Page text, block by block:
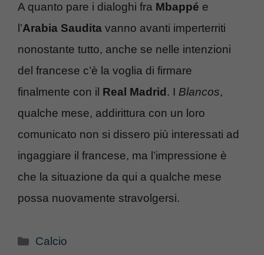
A quanto pare i dialoghi fra Mbappé e
l’Arabia Saudita vanno avanti imperterriti
nonostante tutto, anche se nelle intenzioni
del francese c’è la voglia di firmare
finalmente con il Real Madrid . I Blancos,
qualche mese, addirittura con un loro
comunicato non si dissero più interessati ad
ingaggiare il francese, ma l’impressione è
che la situazione da qui a qualche mese
possa nuovamente stravolgersi.
Categorie
Calcio